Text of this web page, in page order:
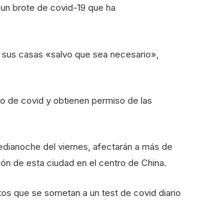
brote de covid-19 que ha
casas «salvo que sea necesario»,
de covid y obtienen permiso de las
del viernes, afectarán a más de
de esta ciudad en el centro de China.
que se sometan a un test de covid diario